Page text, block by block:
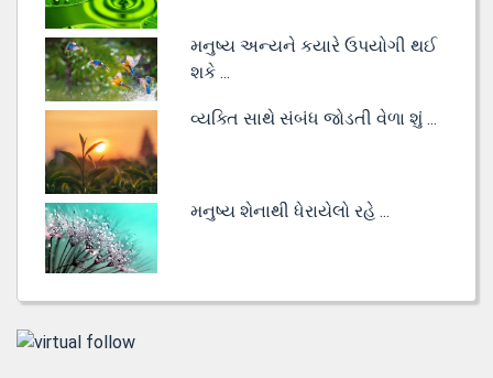
મનુષ્ય અન્યને કયારે ઉપયોગી થઈ
શકે ...
વ્યક્તિ સાથે સંબંધ જોડતી વેળા શું ...
મનુષ્ય શેનાથી ધેરાયેલો રહે ...